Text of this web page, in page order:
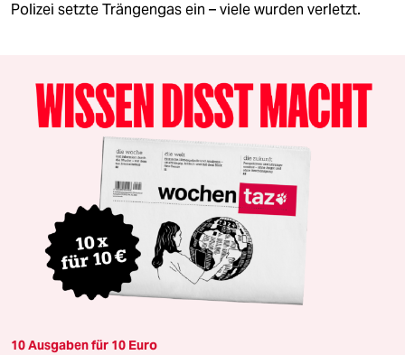
Polizei setzte Trängengas ein – viele wurden verletzt.
10 Ausgaben für 10 Euro